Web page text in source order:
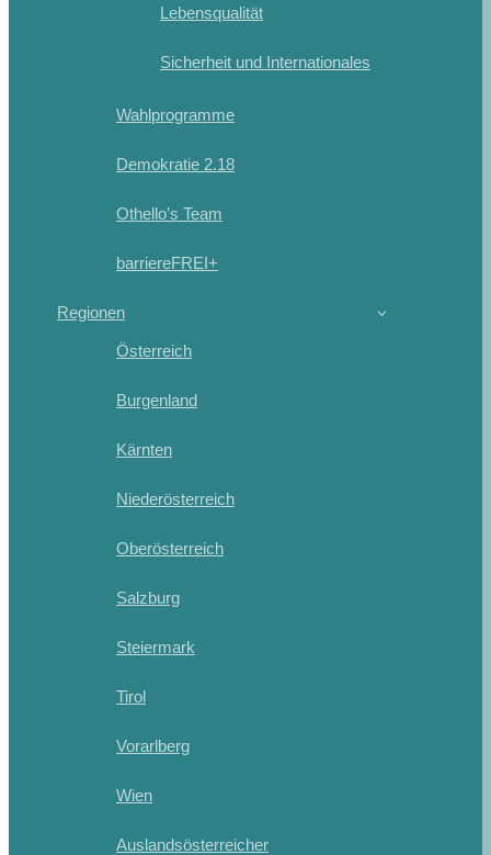
Lebensqualität
Sicherheit und Internationales
Wahlprogramme
Demokratie 2.18
Othello’s Team
barriereFREI+
Regionen
Österreich
Burgenland
Kärnten
Niederösterreich
Oberösterreich
Salzburg
Steiermark
Tirol
Vorarlberg
Wien
Auslandsösterreicher